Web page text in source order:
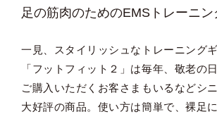
足の筋肉のためのEMSトレーニン
一見、スタイリッシュなトレーニング
「フットフィット２」は毎年、敬老の
ご購入いただくお客さまもいるなどシ
大好評の商品。使い方は簡単で、裸足